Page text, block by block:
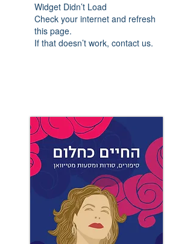
Widget Didn’t Load
Check your internet and refresh
this page.
If that doesn’t work, contact us.